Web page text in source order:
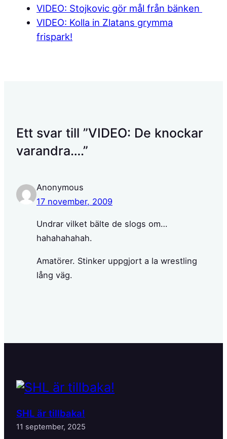
VIDEO: Stojkovic gör mål från bänken
VIDEO: Kolla in Zlatans grymma
frispark!
Ett svar till ”VIDEO: De knockar
varandra….”
Anonymous
17 november, 2009
Undrar vilket bälte de slogs om…
hahahahahah.
Amatörer. Stinker uppgjort a la wrestling
lång väg.
SHL är tillbaka!
11 september, 2025